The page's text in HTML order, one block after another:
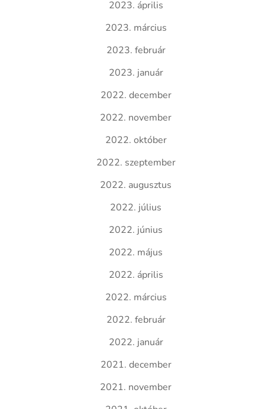
2023. április
2023. március
2023. február
2023. január
2022. december
2022. november
2022. október
2022. szeptember
2022. augusztus
2022. július
2022. június
2022. május
2022. április
2022. március
2022. február
2022. január
2021. december
2021. november